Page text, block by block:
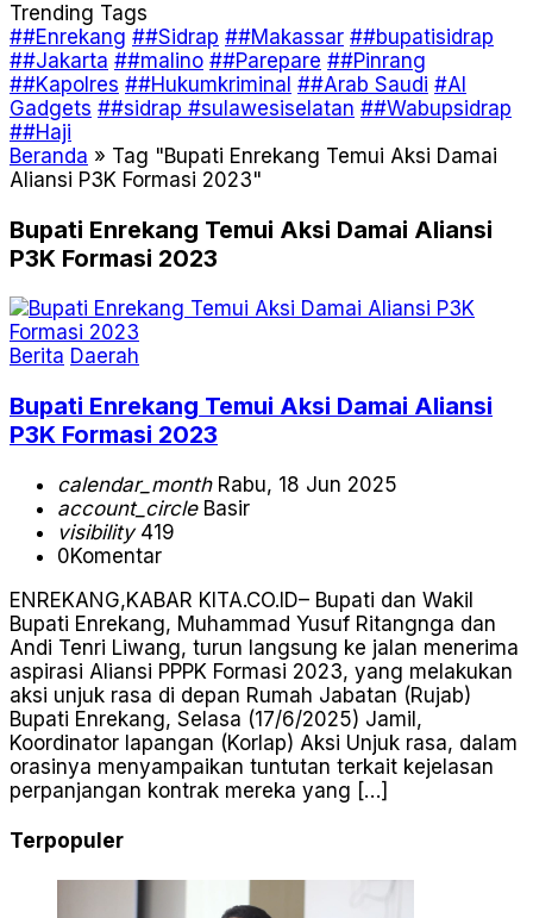
Trending Tags
##Enrekang ##Sidrap ##Makassar ##bupatisidrap
##Jakarta ##malino ##Parepare ##Pinrang
##Kapolres ##Hukumkriminal ##Arab Saudi #AI
Gadgets ##sidrap #sulawesiselatan ##Wabupsidrap
##Haji
Beranda » Tag "Bupati Enrekang Temui Aksi Damai
Aliansi P3K Formasi 2023"
Bupati Enrekang Temui Aksi Damai Aliansi
P3K Formasi 2023
Berita Daerah
Bupati Enrekang Temui Aksi Damai Aliansi
P3K Formasi 2023
calendar_monthRabu, 18 Jun 2025
account_circleBasir
visibility419
0Komentar
ENREKANG,KABAR KITA.CO.ID– Bupati dan Wakil
Bupati Enrekang, Muhammad Yusuf Ritangnga dan
Andi Tenri Liwang, turun langsung ke jalan menerima
aspirasi Aliansi PPPK Formasi 2023, yang melakukan
aksi unjuk rasa di depan Rumah Jabatan (Rujab)
Bupati Enrekang, Selasa (17/6/2025) Jamil,
Koordinator lapangan (Korlap) Aksi Unjuk rasa, dalam
orasinya menyampaikan tuntutan terkait kejelasan
perpanjangan kontrak mereka yang […]
Terpopuler